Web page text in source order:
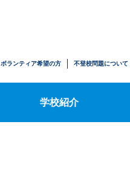
ボランティア希望の方 不登校問題について
学校紹介
情報公開